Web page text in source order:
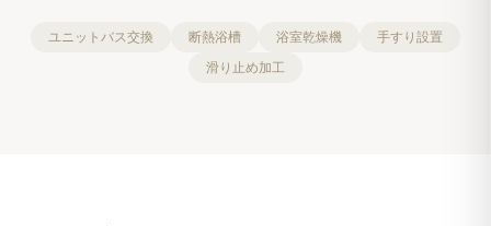
ユニットバス交換 断熱浴槽 浴室乾燥機
手すり設置
滑り止め加工